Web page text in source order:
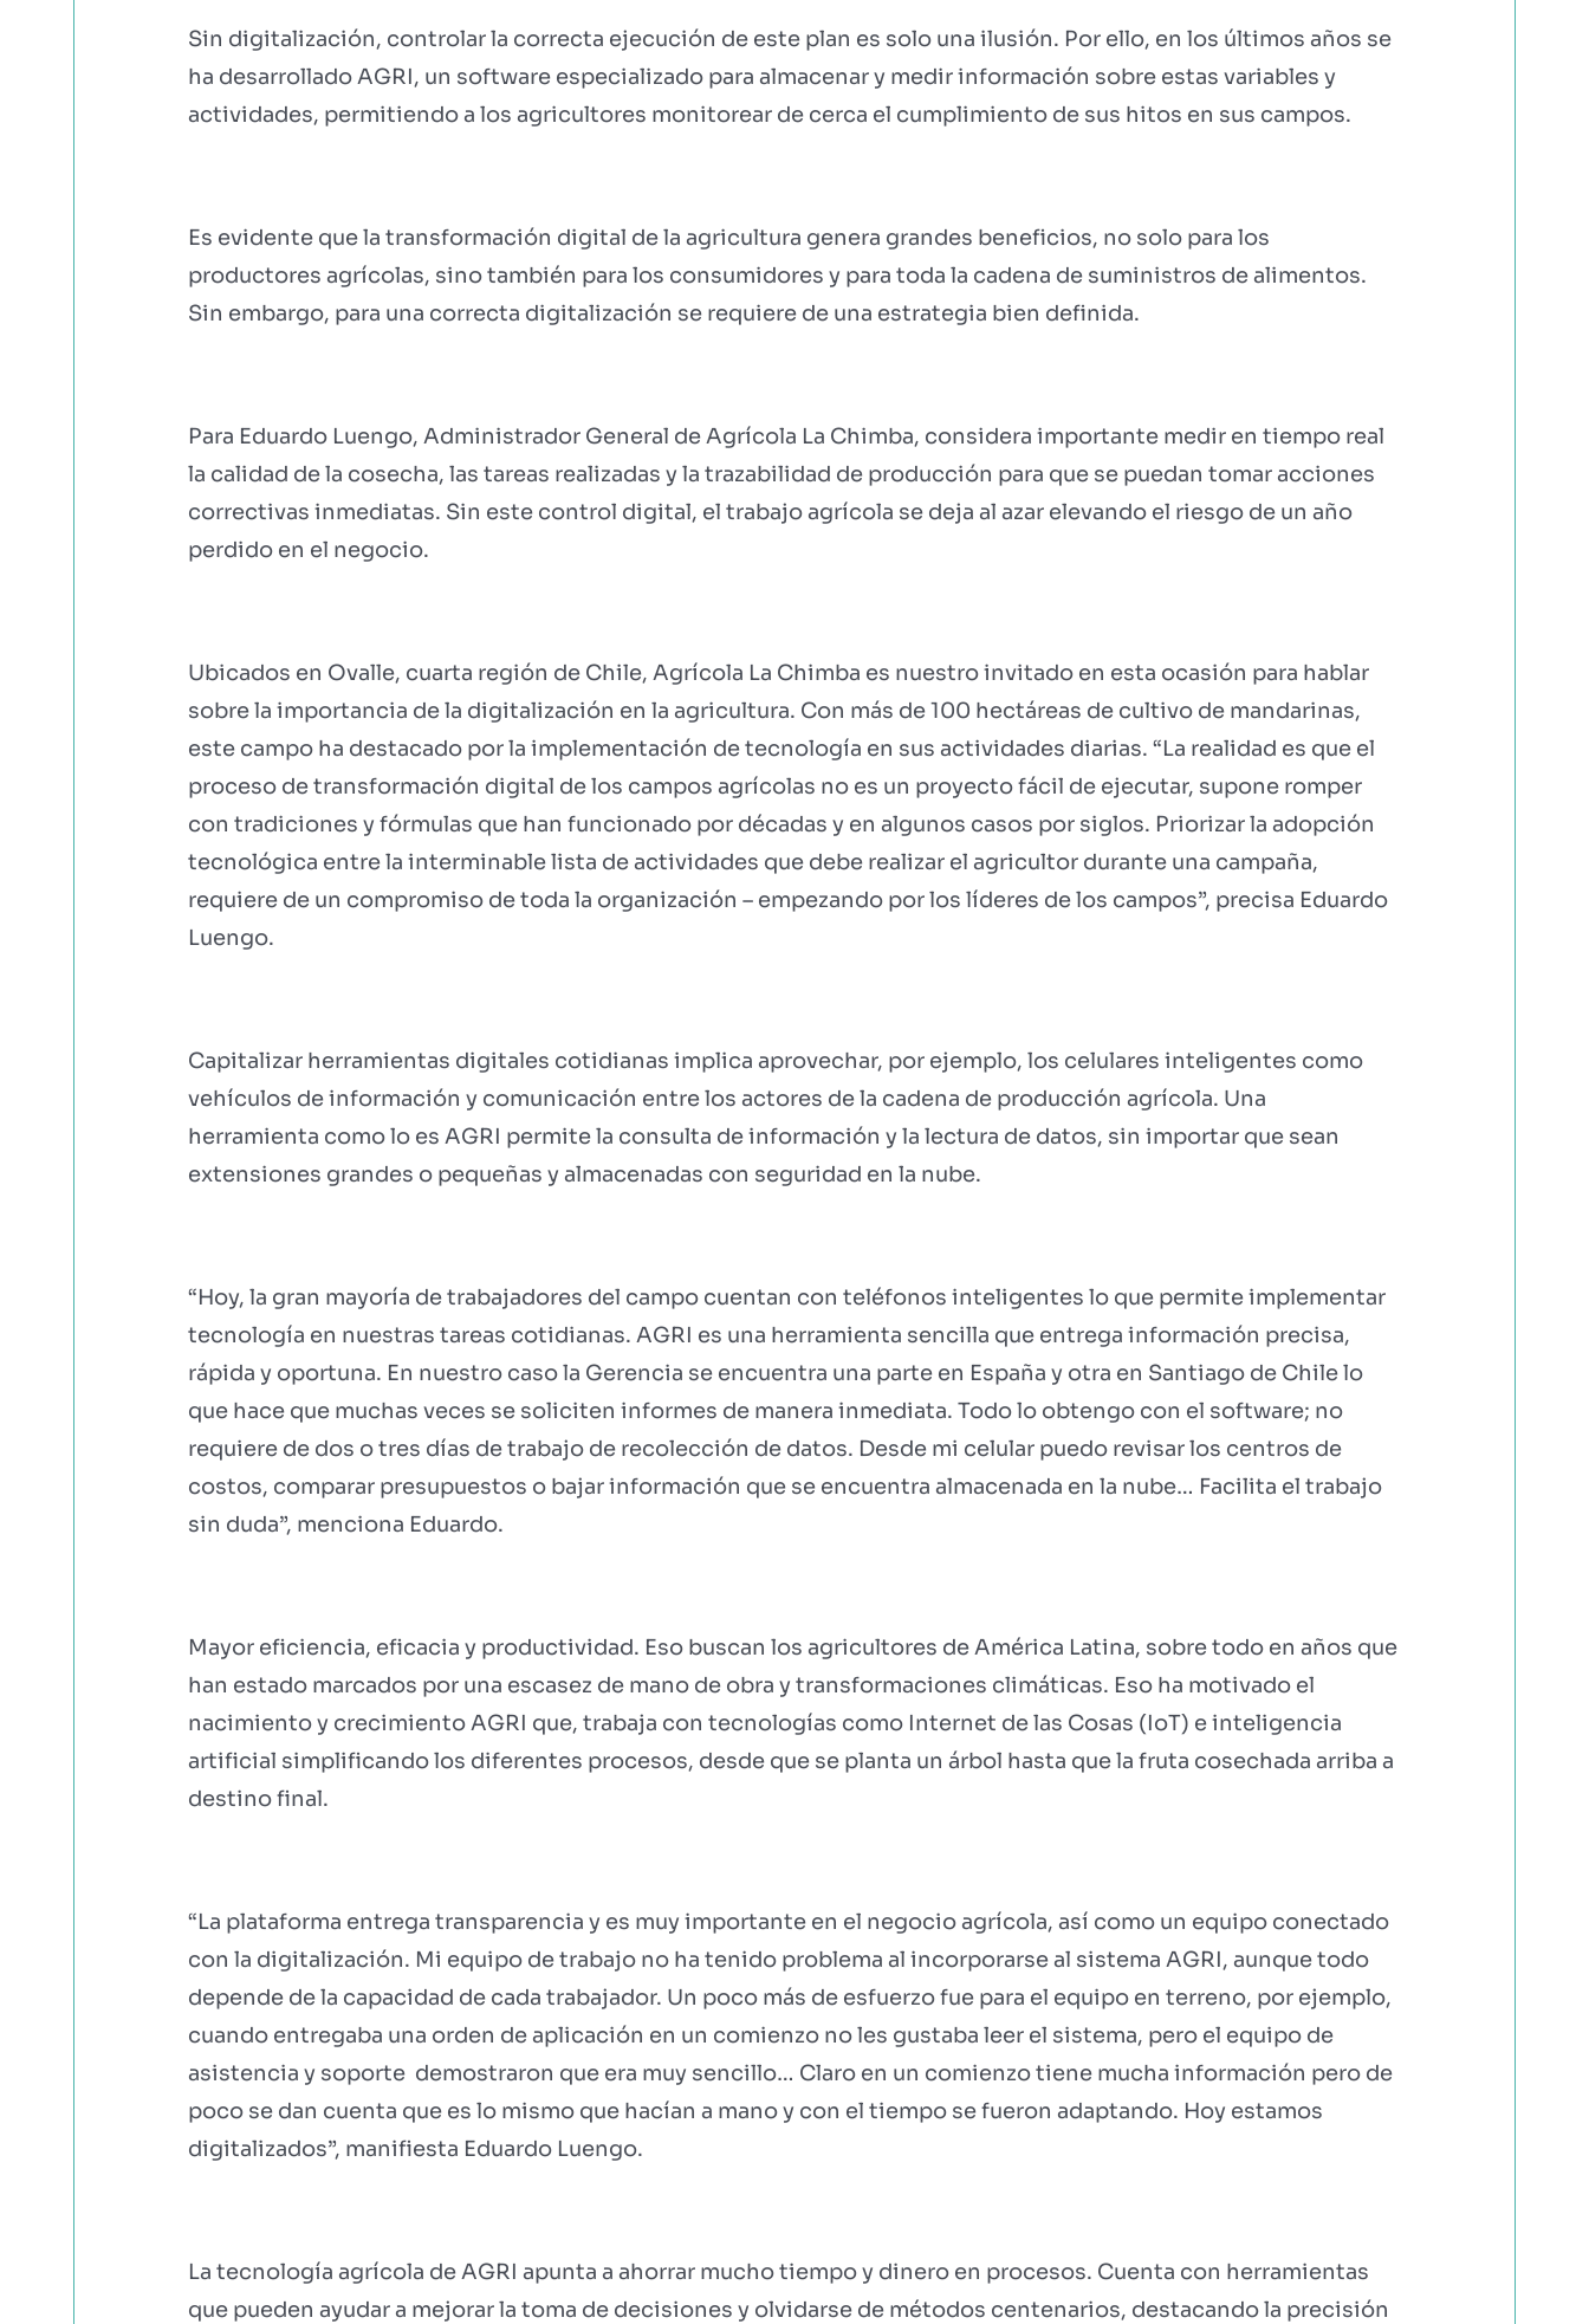
Sin digitalización, controlar la correcta ejecución de este plan es solo una ilusión. Por ello, en los últimos años se
ha desarrollado AGRI, un software especializado para almacenar y medir información sobre estas variables y
actividades, permitiendo a los agricultores monitorear de cerca el cumplimiento de sus hitos en sus campos.
Es evidente que la transformación digital de la agricultura genera grandes beneficios, no solo para los
productores agrícolas, sino también para los consumidores y para toda la cadena de suministros de alimentos.
Sin embargo, para una correcta digitalización se requiere de una estrategia bien definida.
Para Eduardo Luengo, Administrador General de Agrícola La Chimba, considera importante medir en tiempo real
la calidad de la cosecha, las tareas realizadas y la trazabilidad de producción para que se puedan tomar acciones
correctivas inmediatas. Sin este control digital, el trabajo agrícola se deja al azar elevando el riesgo de un año
perdido en el negocio.
Ubicados en Ovalle, cuarta región de Chile, Agrícola La Chimba es nuestro invitado en esta ocasión para hablar
sobre la importancia de la digitalización en la agricultura. Con más de 100 hectáreas de cultivo de mandarinas,
este campo ha destacado por la implementación de tecnología en sus actividades diarias. “La realidad es que el
proceso de transformación digital de los campos agrícolas no es un proyecto fácil de ejecutar, supone romper
con tradiciones y fórmulas que han funcionado por décadas y en algunos casos por siglos. Priorizar la adopción
tecnológica entre la interminable lista de actividades que debe realizar el agricultor durante una campaña,
requiere de un compromiso de toda la organización – empezando por los líderes de los campos”, precisa Eduardo
Luengo.
Capitalizar herramientas digitales cotidianas implica aprovechar, por ejemplo, los celulares inteligentes como
vehículos de información y comunicación entre los actores de la cadena de producción agrícola. Una
herramienta como lo es AGRI permite la consulta de información y la lectura de datos, sin importar que sean
extensiones grandes o pequeñas y almacenadas con seguridad en la nube.
“Hoy, la gran mayoría de trabajadores del campo cuentan con teléfonos inteligentes lo que permite implementar
tecnología en nuestras tareas cotidianas. AGRI es una herramienta sencilla que entrega información precisa,
rápida y oportuna. En nuestro caso la Gerencia se encuentra una parte en España y otra en Santiago de Chile lo
que hace que muchas veces se soliciten informes de manera inmediata. Todo lo obtengo con el software; no
requiere de dos o tres días de trabajo de recolección de datos. Desde mi celular puedo revisar los centros de
costos, comparar presupuestos o bajar información que se encuentra almacenada en la nube… Facilita el trabajo
sin duda”, menciona Eduardo.
Mayor eficiencia, eficacia y productividad. Eso buscan los agricultores de América Latina, sobre todo en años que
han estado marcados por una escasez de mano de obra y transformaciones climáticas. Eso ha motivado el
nacimiento y crecimiento AGRI que, trabaja con tecnologías como Internet de las Cosas (IoT) e inteligencia
artificial simplificando los diferentes procesos, desde que se planta un árbol hasta que la fruta cosechada arriba a
destino final.
“La plataforma entrega transparencia y es muy importante en el negocio agrícola, así como un equipo conectado
con la digitalización. Mi equipo de trabajo no ha tenido problema al incorporarse al sistema AGRI, aunque todo
depende de la capacidad de cada trabajador. Un poco más de esfuerzo fue para el equipo en terreno, por ejemplo,
cuando entregaba una orden de aplicación en un comienzo no les gustaba leer el sistema, pero el equipo de
asistencia y soporte demostraron que era muy sencillo… Claro en un comienzo tiene mucha información pero de
poco se dan cuenta que es lo mismo que hacían a mano y con el tiempo se fueron adaptando. Hoy estamos
digitalizados”, manifiesta Eduardo Luengo.
La tecnología agrícola de AGRI apunta a ahorrar mucho tiempo y dinero en procesos. Cuenta con herramientas
que pueden ayudar a mejorar la toma de decisiones y olvidarse de métodos centenarios, destacando la precisión